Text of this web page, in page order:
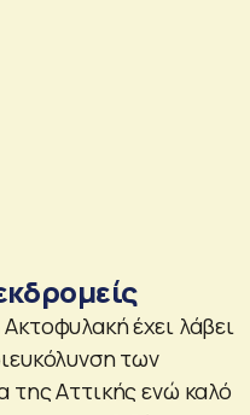
έχει λάβει
των
της Αττικής ενώ καλό